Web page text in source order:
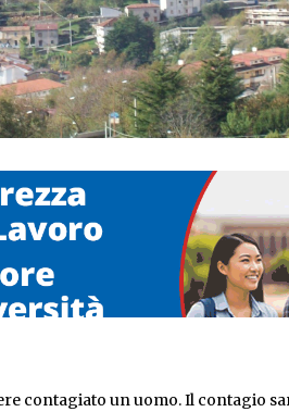
contagiato un uomo. Il contagio